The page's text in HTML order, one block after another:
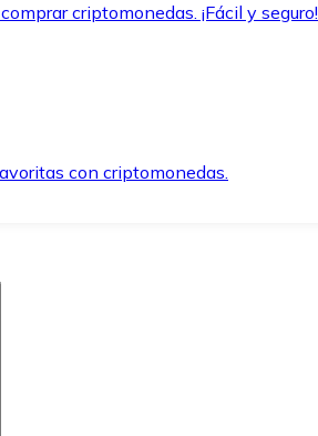
criptomonedas. ¡Fácil y seguro!
con criptomonedas.
de pago.
y segura.